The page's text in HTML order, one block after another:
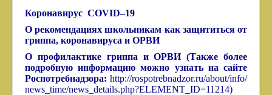
Коронавирус COVID–19
О рекомендациях школьникам как защититься от
гриппа, коронавируса и ОРВИ
О профилактике гриппа и ОРВИ(Также более
подробную информацию можно узнать на сайте
Роспотребнадзора: http://rospotrebnadzor.ru/about/info/
news_time/news_details.php?ELEMENT_ID=11214)